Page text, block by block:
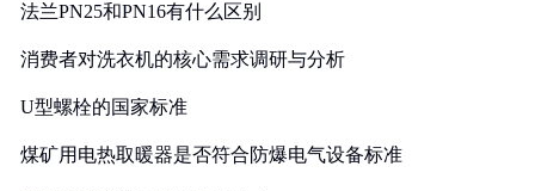
法兰PN25和PN16有什么区别
消费者对洗衣机的核心需求调研与分析
U型螺栓的国家标准
煤矿用电热取暖器是否符合防爆电气设备标准